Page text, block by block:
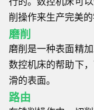
削操作来生产完美的
磨削
磨削是一种表面精
数控机床的帮助下
滑的表面。
路由